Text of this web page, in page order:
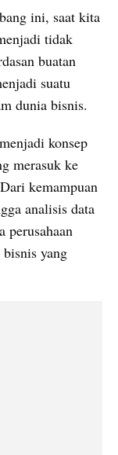
ini, saat kita
tidak
buatan
suatu
dunia bisnis.
konsep
merasuk ke
kemampuan
analisis data
perusahaan
yang